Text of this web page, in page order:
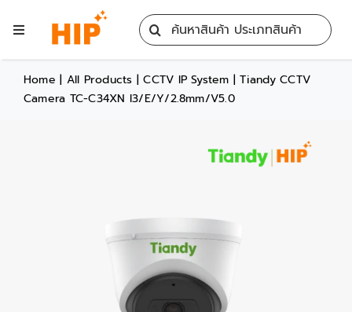
Toggle
Home
Search
for:
Home | All Products |CCTV IP System |Tiandy CCTV
Camera TC-C34XN I3/E/Y/2.8mm/V5.0